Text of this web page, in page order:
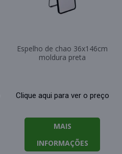
Espelho de chao 36x146cm
moldura preta
Clique aqui para ver o preço
MAIS
INFORMAÇÕES